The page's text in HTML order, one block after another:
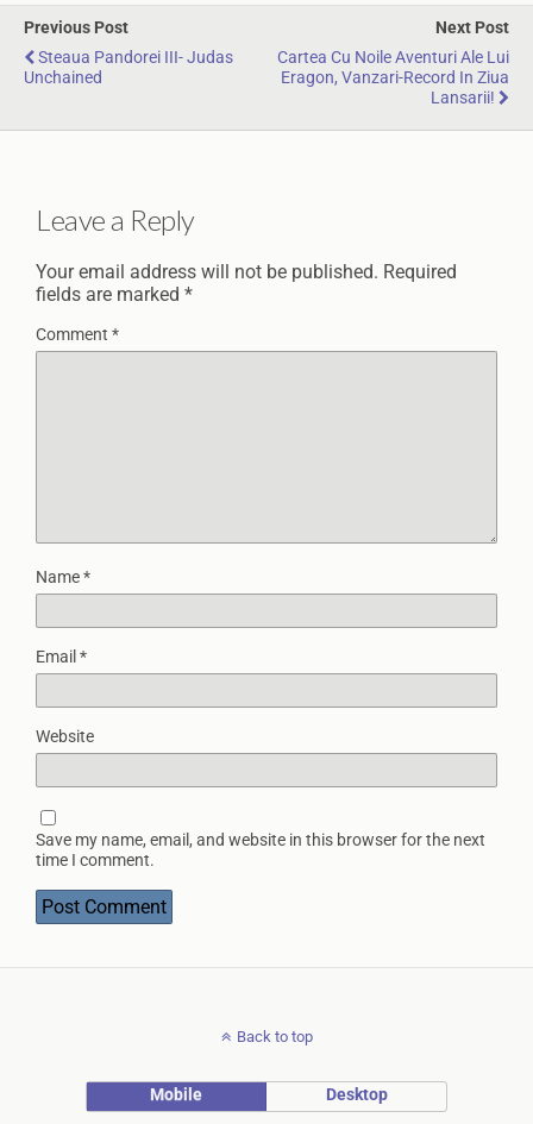
Previous Post
Steaua Pandorei III- Judas
Unchained
Next Post
Cartea Cu Noile Aventuri Ale Lui
Eragon, Vanzari-Record In Ziua
Lansarii!
Leave a Reply
Your email address will not be published. Required
fields are marked *
Comment *
Name*
Email *
Website
Save my name, email, and website in this browser for the next
time I comment.
Back to top
Mobile Desktop